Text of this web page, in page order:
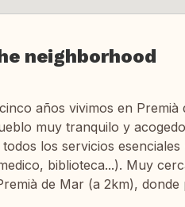
neighborhood
años vivimos en
muy tranquilo y
los servicios
biblioteca...). Muy
de Mar (a 2km),